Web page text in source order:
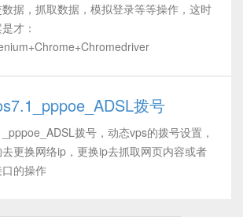
据，抓取数据，模拟登录等等操作，这时
才：
拨号
拨号，动态vps的拨号设置，
更换网络ip，更换ip去抓取网页内容或者
的操作